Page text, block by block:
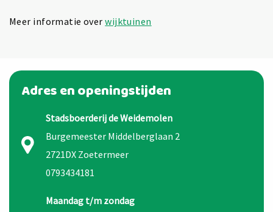
Meer informatie overwijktuinen
Adres en openingstijden
Stadsboerderij de Weidemolen
Burgemeester Middelberglaan 2
2721DX Zoetermeer
0793434181
Maandag t/m zondag